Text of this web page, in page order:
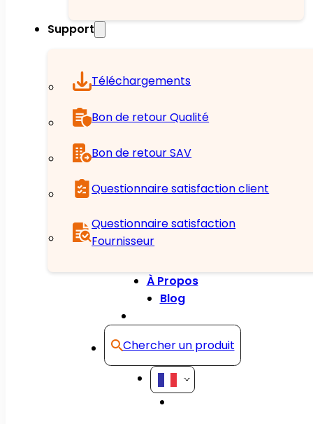
Support
Téléchargements
Bon de retour Qualité
Bon de retour SAV
Questionnaire satisfaction client
Questionnaire satisfaction
Fournisseur
À Propos
Blog
Chercher un produit